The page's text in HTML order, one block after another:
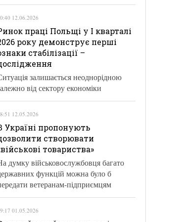
12.06.2026
праці Польщі у І кварталі
року демонструє перші
стабілізації –
залишається неоднорідною
від сектору економіки
12.05.2026
Україні пропонують
створювати
товариства»
думку військовослужбовця багато
функцій можна було б
ветеранам-підприємцям
01.05.2026